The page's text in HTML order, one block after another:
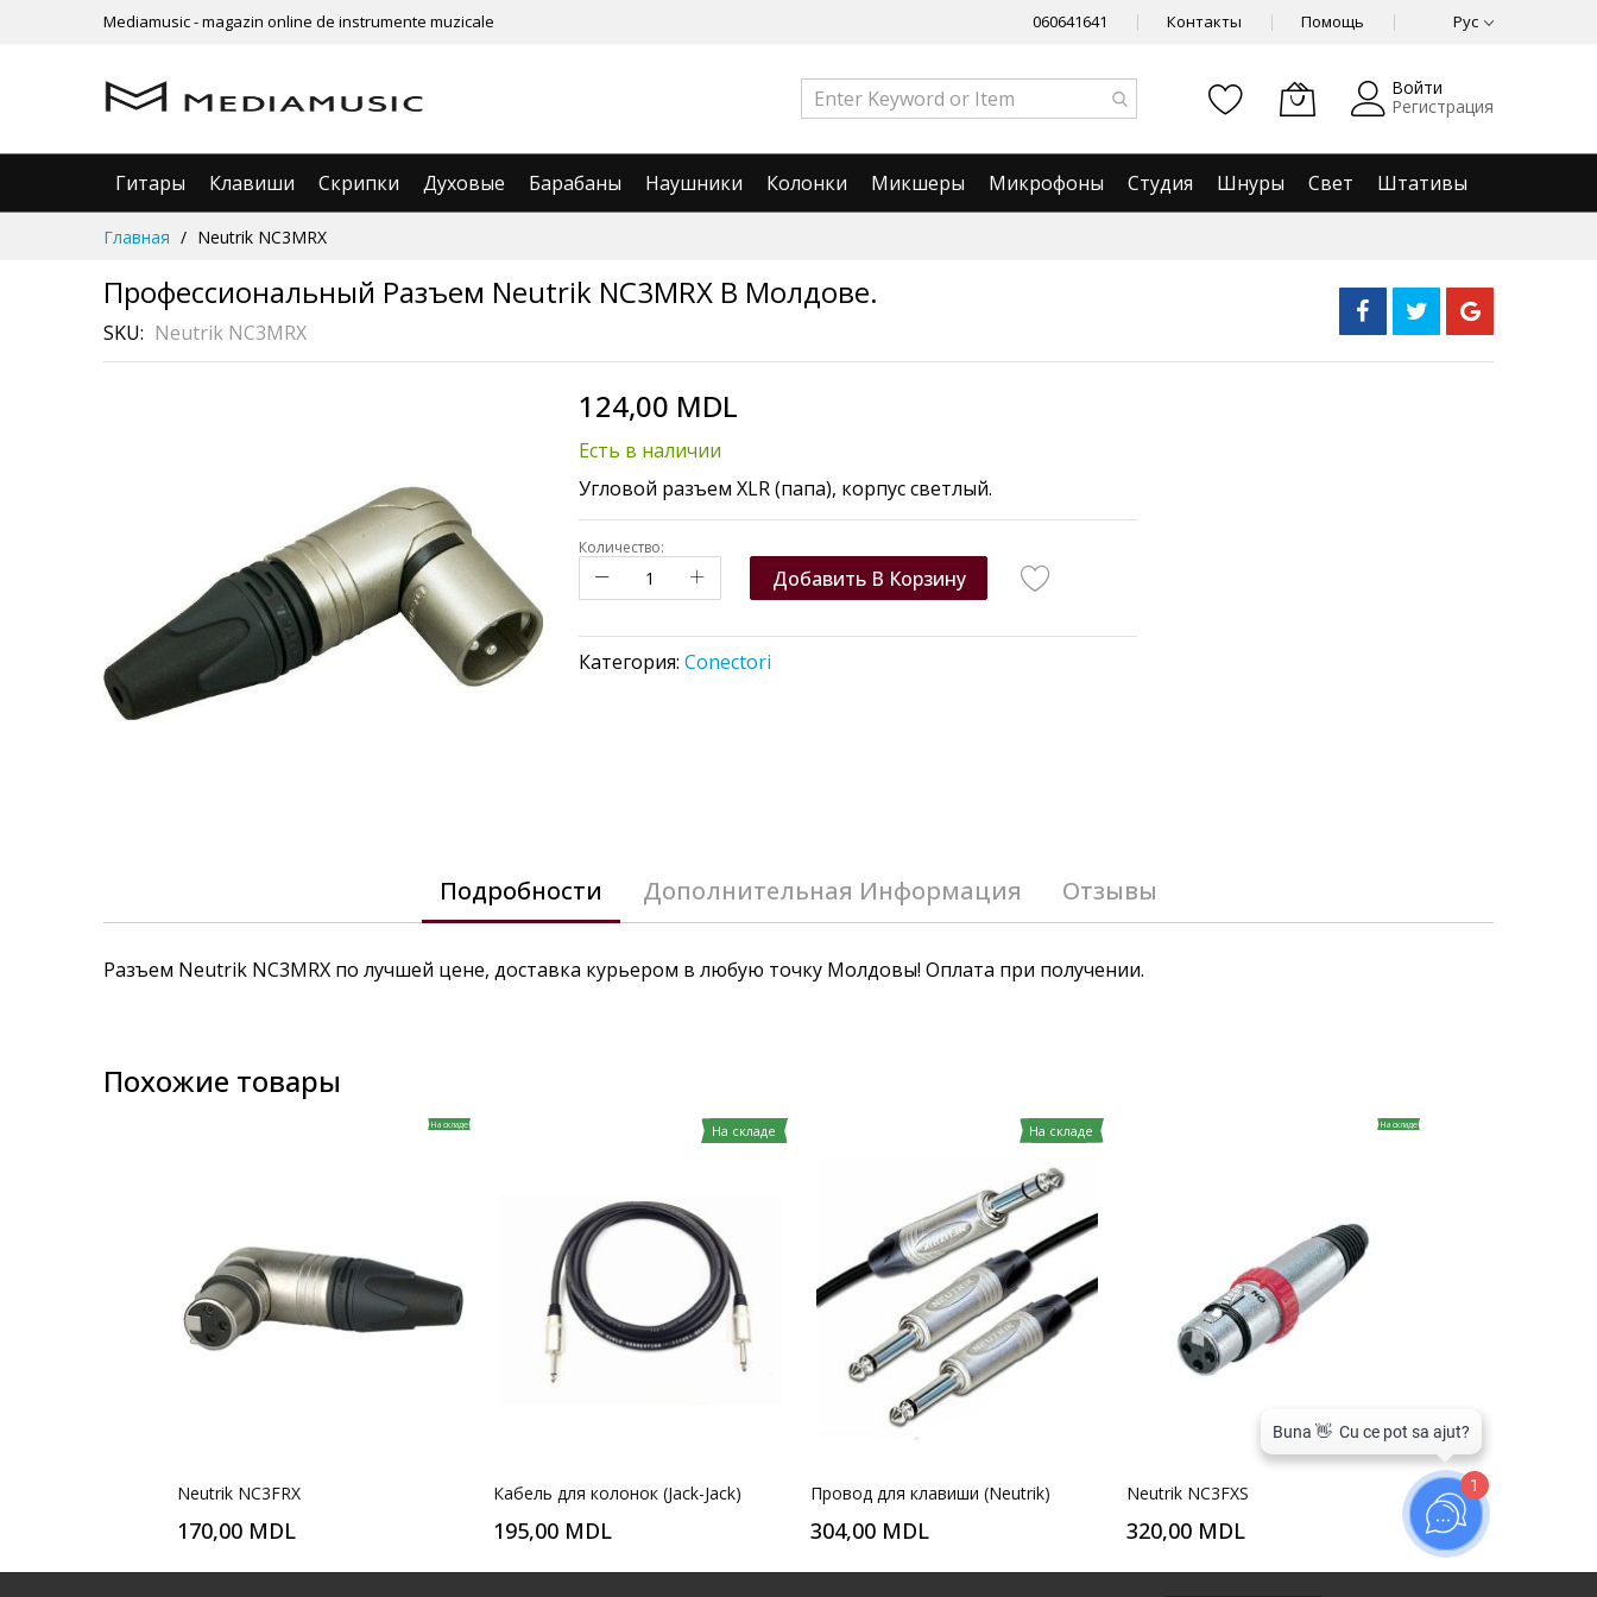
Mediamusic - magazin online de instrumente muzicale 060641641 Контакты Помощь Рус
Войти
Регистрация
Гитары Клавиши Скрипки Духовые Барабаны Наушники Колонки Микшеры Микрофоны Студия Шнуры Свет
Штативы
Главная Neutrik NC3MRX
Профессиональный Разъем Neutrik NC3MRX В Молдове.
SKU Neutrik NC3MRX
beginning
the
124,00 MDL
Есть в наличии
Угловой разъем XLR (папа), корпус светлый.
Количество:
Добавить В Корзину
Категория: Conectori
Подробности
Разъем Neutrik NC3MRX по лучшей цене, доставка курьером в любую точку Молдовы! Оплата при получении.
Дополнительная Информация Отзывы
Похожие товары
На складе
Neutrik NC3FRX
170,00 MDL
На складе
Кабель для колонок (Jack-Jack)
195,00 MDL
На складе
Провод для клавиши (Neutrik)
304,00 MDL
На складе
Neutrik NC3FXS
320,00 MDL
1